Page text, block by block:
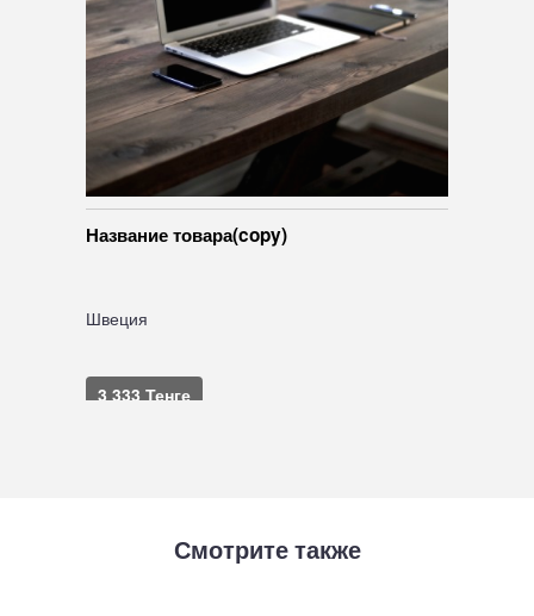
Название товара(copy)
Швеция
3 333 Тенге
Смотрите также